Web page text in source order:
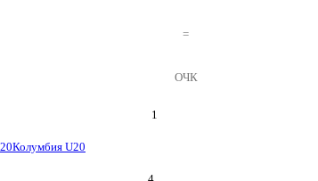
=
ОЧК
1
Колумбия U20